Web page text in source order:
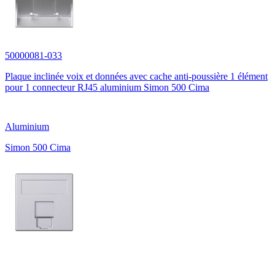
50000081-033
Plaque inclinée voix et données avec cache anti-poussière 1 élément
pour 1 connecteur RJ45 aluminium Simon 500 Cima
Aluminium
Simon 500 Cima